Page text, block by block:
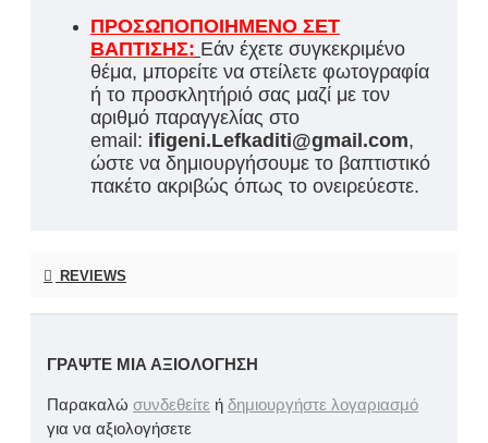
ΠΡΟΣΩΠΟΠΟΙΗΜΕΝΟ ΣΕΤ
ΒΑΠΤΙΣΗΣ: Εάν έχετε συγκεκριμένο
θέμα, μπορείτε να στείλετε φωτογραφία
ή το προσκλητήριό σας μαζί με τον
αριθμό παραγγελίας στο
email: ifigeni.Lefkaditi@gmail.com,
ώστε να δημιουργήσουμε το βαπτιστικό
πακέτο ακριβώς όπως το ονειρεύεστε.
REVIEWS
ΓΡΆΨΤΕ ΜΙΑ ΑΞΙΟΛΌΓΗΣΗ
Παρακαλώ συνδεθείτε ή δημιουργήστε λογαριασμό
για να αξιολογήσετε